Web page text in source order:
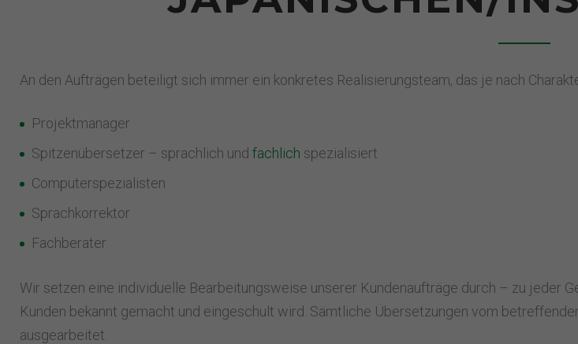
An den Aufträgen beteiligt sich immer ein konkretes Realisierungsteam, das je nach
Projektmanager
Spitzenübersetzer – sprachlich und fachlich spezialisiert
Computerspezialisten
Sprachkorrektor
Fachberater
Wir setzen eine individuelle Bearbeitungsweise unserer Kundenaufträge durch – zu jeder
Kunden bekannt gemacht und eingeschult wird. Sämtliche Übersetzungen vom
ausgearbeitet.